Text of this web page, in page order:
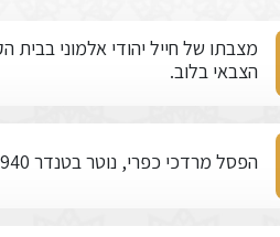
מצבתו של חייל יהודי אלמוני בבית
הצבאי בלוב.
הפסל מרדכי כפרי, נוטר בטנדר 1939-1940